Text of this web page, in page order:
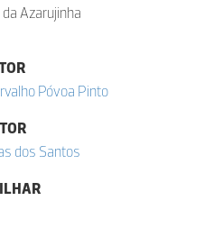
Azarujinha
Póvoa Pinto
dos Santos